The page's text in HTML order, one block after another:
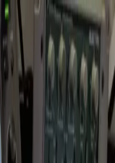
техно-